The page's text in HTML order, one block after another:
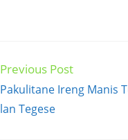
Read
more
articles
Previous Post
Pakulitane Ireng Manis
lan Tegese